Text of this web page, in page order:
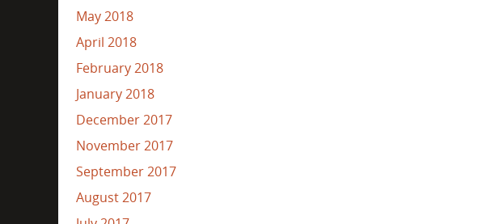
May 2018
April 2018
February 2018
January 2018
December 2017
November 2017
September 2017
August 2017